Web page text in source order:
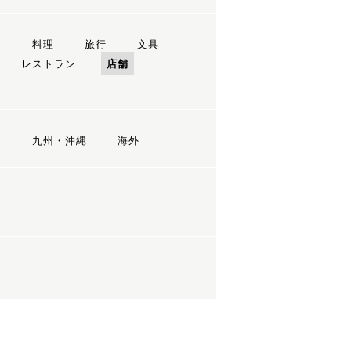
料理 旅行
文具
レストラン
店舗
九州・沖縄 海外